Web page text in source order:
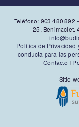
Teléfono: 963 480
25.
Política de Privacidad
conducta para las
Contacto I
Sitio